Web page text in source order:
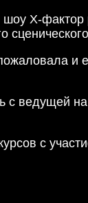
Х-фактор
и
с ведущей
с